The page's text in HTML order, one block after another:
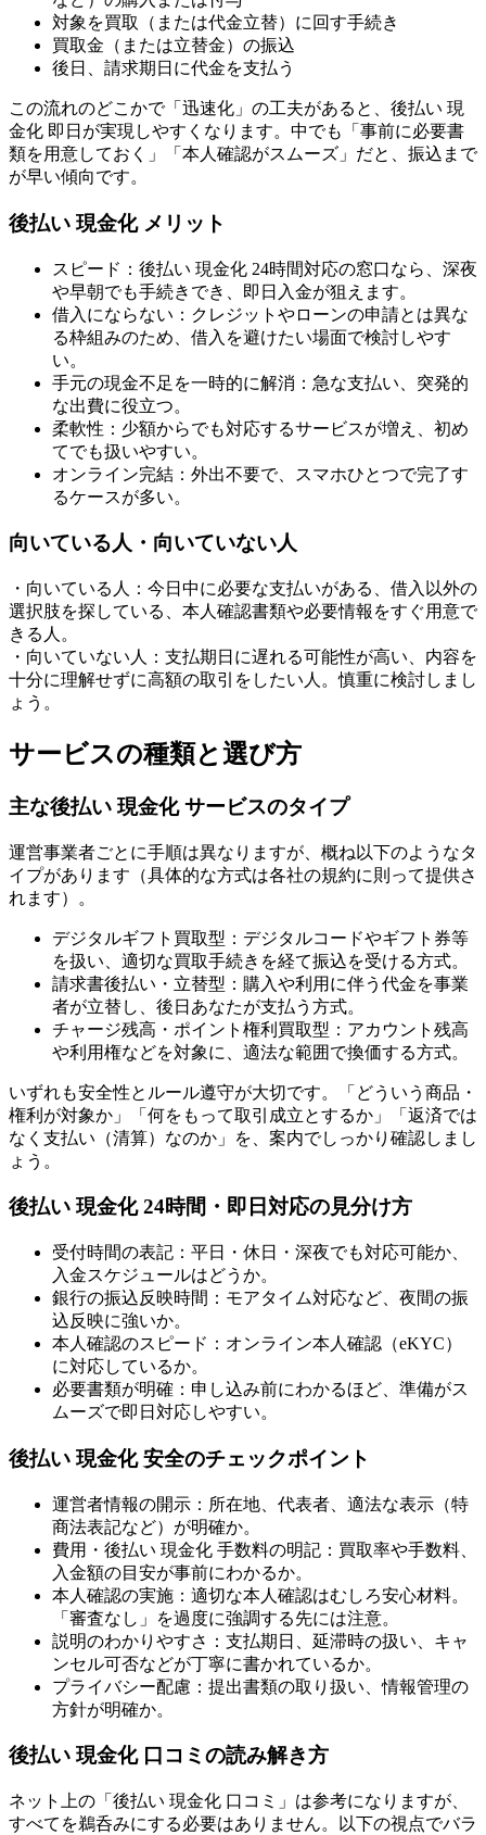
対象を買取（または代金立替）に回す手続き
買取金（または立替金）の振込
後日、請求期日に代金を支払う
この流れのどこかで「迅速化」の工夫があると、後払い 現
金化 即日が実現しやすくなります。中でも「事前に必要書
類を用意しておく」「本人確認がスムーズ」だと、振込まで
が早い傾向です。
後払い 現金化 メリット
スピード：後払い 現金化 24時間対応の窓口なら、深夜
や早朝でも手続きでき、即日入金が狙えます。
借入にならない：クレジットやローンの申請とは異な
る枠組みのため、借入を避けたい場面で検討しやす
い。
手元の現金不足を一時的に解消：急な支払い、突発的
な出費に役立つ。
柔軟性：少額からでも対応するサービスが増え、初め
てでも扱いやすい。
オンライン完結：外出不要で、スマホひとつで完了す
るケースが多い。
向いている人・向いていない人
・向いている人：今日中に必要な支払いがある、借入以外の
選択肢を探している、本人確認書類や必要情報をすぐ用意で
きる人。
・向いていない人：支払期日に遅れる可能性が高い、内容を
十分に理解せずに高額の取引をしたい人。慎重に検討しまし
ょう。
サービスの種類と選び方
主な後払い 現金化 サービスのタイプ
運営事業者ごとに手順は異なりますが、概ね以下のようなタ
イプがあります（具体的な方式は各社の規約に則って提供さ
れます）。
デジタルギフト買取型：デジタルコードやギフト券等
を扱い、適切な買取手続きを経て振込を受ける方式。
請求書後払い・立替型：購入や利用に伴う代金を事業
者が立替し、後日あなたが支払う方式。
チャージ残高・ポイント権利買取型：アカウント残高
や利用権などを対象に、適法な範囲で換価する方式。
いずれも安全性とルール遵守が大切です。「どういう商品・
権利が対象か」「何をもって取引成立とするか」「返済では
なく支払い（清算）なのか」を、案内でしっかり確認しまし
ょう。
後払い 現金化 24時間・即日対応の見分け方
受付時間の表記：平日・休日・深夜でも対応可能か、
入金スケジュールはどうか。
銀行の振込反映時間：モアタイム対応など、夜間の振
込反映に強いか。
本人確認のスピード：オンライン本人確認（eKYC）
に対応しているか。
必要書類が明確：申し込み前にわかるほど、準備がス
ムーズで即日対応しやすい。
後払い 現金化 安全のチェックポイント
運営者情報の開示：所在地、代表者、適法な表示（特
商法表記など）が明確か。
費用・後払い 現金化 手数料の明記：買取率や手数料、
入金額の目安が事前にわかるか。
本人確認の実施：適切な本人確認はむしろ安心材料。
「審査なし」を過度に強調する先には注意。
説明のわかりやすさ：支払期日、延滞時の扱い、キャ
ンセル可否などが丁寧に書かれているか。
プライバシー配慮：提出書類の取り扱い、情報管理の
方針が明確か。
後払い 現金化 口コミの読み解き方
ネット上の「後払い 現金化 口コミ」は参考になりますが、
すべてを鵜呑みにする必要はありません。以下の視点でバラ